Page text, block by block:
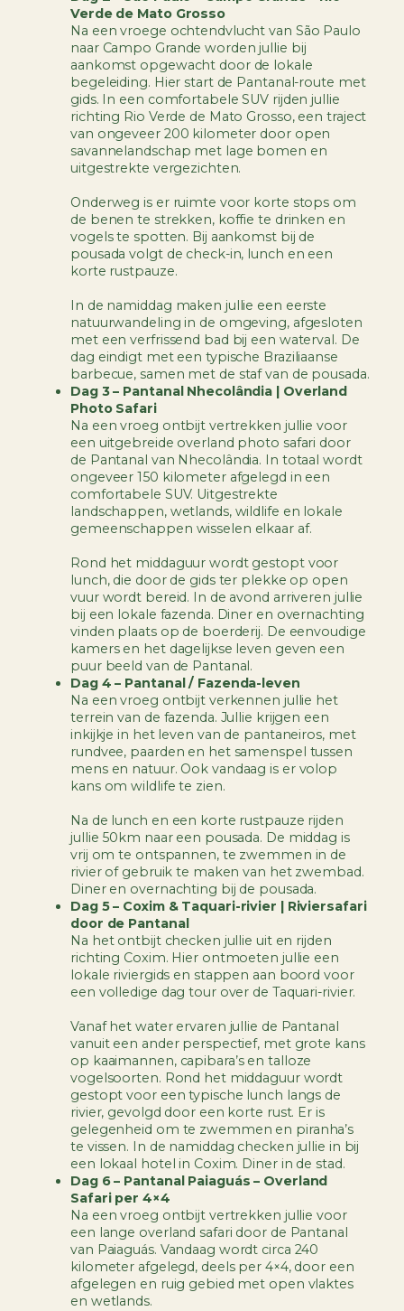
Verde de Mato Grosso
Na een vroege ochtendvlucht van São Paulo
naar Campo Grande worden jullie bij
aankomst opgewacht door de lokale
begeleiding. Hier start de Pantanal-route met
gids. In een comfortabele SUV rijden jullie
richting Rio Verde de Mato Grosso, een traject
van ongeveer 200 kilometer door open
savannelandschap met lage bomen en
uitgestrekte vergezichten.
Onderweg is er ruimte voor korte stops om
de benen te strekken, koffie te drinken en
vogels te spotten. Bij aankomst bij de
pousada volgt de check-in, lunch en een
korte rustpauze.
In de namiddag maken jullie een eerste
natuurwandeling in de omgeving, afgesloten
met een verfrissend bad bij een waterval. De
dag eindigt met een typische Braziliaanse
barbecue, samen met de staf van de pousada.
Dag 3 – Pantanal Nhecolândia | Overland
Photo Safari
Na een vroeg ontbijt vertrekken jullie voor
een uitgebreide overland photo safari door
de Pantanal van Nhecolândia. In totaal wordt
ongeveer 150 kilometer afgelegd in een
comfortabele SUV. Uitgestrekte
landschappen, wetlands, wildlife en lokale
gemeenschappen wisselen elkaar af.
Rond het middaguur wordt gestopt voor
lunch, die door de gids ter plekke op open
vuur wordt bereid. In de avond arriveren jullie
bij een lokale fazenda. Diner en overnachting
vinden plaats op de boerderij. De eenvoudige
kamers en het dagelijkse leven geven een
puur beeld van de Pantanal.
Dag 4 – Pantanal / Fazenda-leven
Na een vroeg ontbijt verkennen jullie het
terrein van de fazenda. Jullie krijgen een
inkijkje in het leven van de pantaneiros, met
rundvee, paarden en het samenspel tussen
mens en natuur. Ook vandaag is er volop
kans om wildlife te zien.
Na de lunch en een korte rustpauze rijden
jullie 50km naar een pousada. De middag is
vrij om te ontspannen, te zwemmen in de
rivier of gebruik te maken van het zwembad.
Diner en overnachting bij de pousada.
Dag 5 – Coxim & Taquari-rivier | Rivier­safari
door de Pantanal
Na het ontbijt checken jullie uit en rijden
richting Coxim. Hier ontmoeten jullie een
lokale riviergids en stappen aan boord voor
een volledige dag tour over de Taquari-rivier.
Vanaf het water ervaren jullie de Pantanal
vanuit een ander perspectief, met grote kans
op kaaimannen, capibara’s en talloze
vogelsoorten. Rond het middaguur wordt
gestopt voor een typische lunch langs de
rivier, gevolgd door een korte rust. Er is
gelegenheid om te zwemmen en piranha’s
te vissen. In de namiddag checken jullie in bij
een lokaal hotel in Coxim. Diner in de stad.
Dag 6 – Pantanal Paiaguás – Overland
Safari per 4×4
Na een vroeg ontbijt vertrekken jullie voor
een lange overland safari door de Pantanal
van Paiaguás. Vandaag wordt circa 240
kilometer afgelegd, deels per 4×4, door een
afgelegen en ruig gebied met open vlaktes
en wetlands.